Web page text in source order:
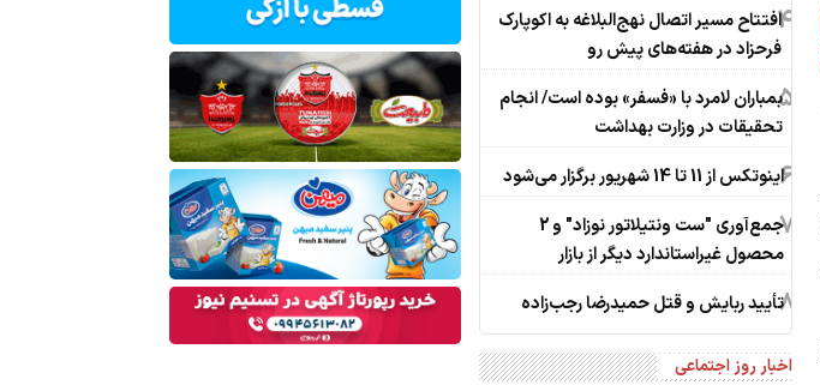
4افتتاح مسیر اتصال نهج‌البلاغه به اکوپارک
فرحزاد در هفته‌های پیش رو
5بمباران لامرد با «فسفر» بوده است/ انجام
تحقیقات در وزارت بهداشت
6اینوتکس از 11 تا 14 شهریور برگزار می‌شود
7
جمع‌آوری "ست ونتیلاتور نوزاد" و 2
محصول غیراستاندارد دیگر از بازار
8تأیید ربایش و قتل حمیدرضا رجب‌زاده
اخبار روز اجتماعی